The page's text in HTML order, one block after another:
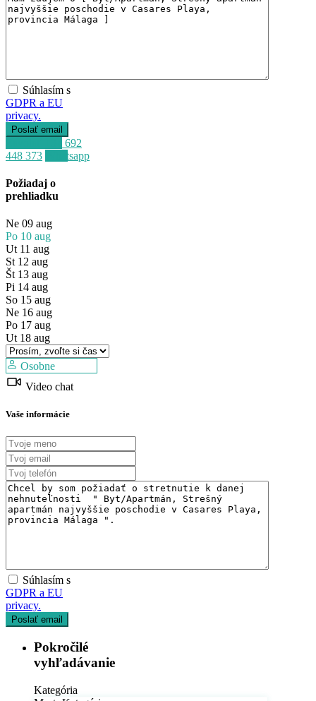
Predaj
Dostupné
Súhlasím s
GDPR a EU
privacy.
+34 692
448 373
Whatsapp
Požiadaj o
prehliadku
Ne 09 aug
Po 10 aug
Ut 11 aug
St 12 aug
Št 13 aug
Pi 14 aug
So 15 aug
Ne 16 aug
Po 17 aug
Ut 18 aug
Osobne
Video chat
Vaše informácie
Súhlasím s
GDPR a EU
privacy.
Pokročilé
vyhľadávanie
Kategória